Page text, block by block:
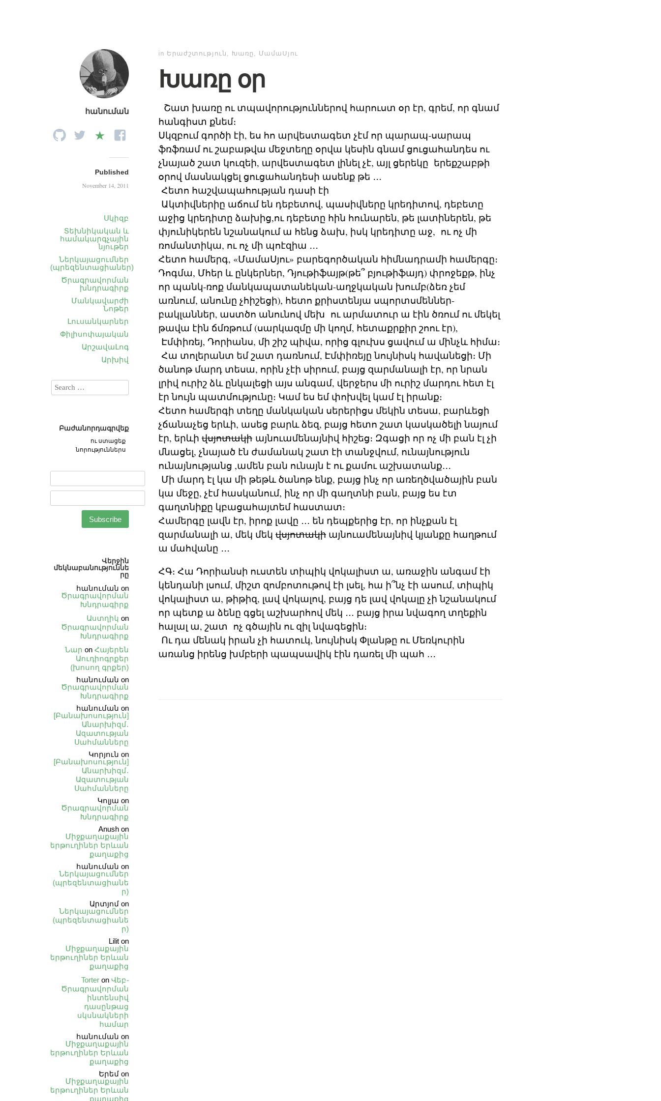
հանուման
Published
November 14, 2011
Սկիզբ
Տեխնիկական և
համակարգչային
նյութեր
Ներկայացումներ
(պրեզենտացիաներ)
Ծրագրավորման
խնդրագիրք
Մանկավարժի
Նոթեր
Լուսանկարներ
Փիլիսոփայական
ԱրշավաԼոգ
Արխիվ
in Երաժշտություն , Խառը , ՄամաՍյու
Խառը օր
Շատ խառը ու տպավորություններով հարուստ օր էր, գրեմ, որ գնամ
հանգիստ քնեմ։
Սկզբում գործի էի, ես հո արվեստագետ չէմ որ պարապ-սարապ
ֆռֆռամ ու շաբաթվա մեջտեղը օրվա կեսին գնամ ցուցահանդես ու
չնայած շատ կուզեի, արվեստագետ լինել չէ, այլ ցերեկը երեքշաբթի
օրով մասնակցել ցուցահանդեսի ասենք թե ․․․
Հետո հաշվապահության դասի էի
Ակտիվներիը աճում են դեբետով, պասիվները կրեդիտով, դեբետը
աջից կրեդիտը ձախից,ու դեբետը հին հունարեն, թե լատիներեն, թե
փյունիկերեն նշանակում ա հենց ձախ, իսկ կրեդիտը աջ, ու ոչ մի
ռոմանտիկա, ու ոչ մի պոէզիա ․․․
Հետո համերգ, «ՄամաՍյու» բարեգործական հիմնադրամի համերգը։
Դոգմա, Մհեր և ընկերներ, Դյութիֆայթ(թե՞ բյութիֆայդ) փրոջեքթ, ինչ
որ պանկ-ռոք մանկապատանեկան-աղջկական խումբ(ձեռ չեմ
առնում, անունը չհիշեցի), հետո քրիստենյա սպորտսմեններ-
բակլաններ, աստծո անունով մեխ ու արմատուր ա էին ծռում ու մեկել
թավա էին ճմռթում (սարկազմը մի կողմ, հետաքրքիր շոու էր),
Էմփիռեյ, Դորիանս, մի շիշ պիվա, որից գլուխս ցավում ա մինչև հիմա։
Հա տոլերանտ եմ շատ դառնում, Էմփիռեյը նույնիսկ հավանեցի։ Մի
ծանոթ մարդ տեսա, որին չէի սիրում, բայց զարմանալի էր, որ նրան
լրիվ ուրիշ ձև ընկալեցի այս անգամ, վերջերս մի ուրիշ մարդու հետ էլ
էր նույն պատմությունը։ Կամ ես եմ փոխվել կամ էլ իրանք։
Հետո համերգի տեղը մանկական սերերիցս մեկին տեսա, բարևեցի
չճանաչեց երևի, ասեց բարև ձեզ, բայց հետո շատ կասկածելի նայում
էր, երևի վսյոտակի այնուամենայնիվ հիշեց։ Զգացի որ ոչ մի բան էլ չի
մնացել, չնայած էն ժամանակ շատ էի տանջվում, ունայնություն
ունայնությանց ,ամեն բան ունայն է ու քամու աշխատանք․․․
Մի մարդ էլ կա մի թեթև ծանոթ ենք, բայց ինչ որ առեղծվածային բան
կա մեջը, չէմ հասկանում, ինչ որ մի գաղտնի բան, բայց ես էտ
գաղտնիքը կբացահայտեմ հաստատ։
Համերգը լավն էր, իրոք լավը ․․․ են դեպքերից էր, որ ինչքան էլ
զարմանալի ա, մեկ մեկ վսյոտակի այնուամենայնիվ կյանքը հաղթում
ա մահվանը ․․․
ՀԳ։ Հա Դորիանսի ուստեն տիպիկ վոկալիստ ա, առաջին անգամ էի
կենդանի լսում, միշտ զոմբոտութով էի լսել, հա ի՞նչ էի ասում, տիպիկ
վոկալիստ ա, թիթիզ, լավ վոկալով, բայց դե լավ վոկալը չի նշանակում
որ պետք ա ձենը գցել աշխարհով մեկ ․․․ բայց իրա նվագող տղեքին
հալալ ա, շատ ոչ գծային ու զիլ նվագեցին։
Ու դա մենակ իրան չի հատուկ, նույնիսկ Փլանթը ու Մեռկուրին
առանց իրենց խմբերի պապսավիկ էին դառել մի պահ ․․․
Բաժանորդագրվեք
ու ստացեք
նորություններս
Վերջին
մեկնաբանություննե
րը
հանուման on
Ծրագրավորման
Խնդրագիրք
Աստղիկ on
Ծրագրավորման
Խնդրագիրք
Նար on Հայերեն
Աուդիոգրքեր
(խոսող գրքեր)
հանուման on
Ծրագրավորման
Խնդրագիրք
հանուման on
[Բանախոսություն]
Անարխիզմ․
Ազատության
Սահմանները
Կորյուն on
[Բանախոսություն]
Անարխիզմ․
Ազատության
Սահմանները
Կոլյա on
Ծրագրավորման
Խնդրագիրք
Anush on
Միջքաղաքային
երթուղիներ Երևան
քաղաքից
հանուման on
Ներկայացումներ
(պրեզենտացիանե
ր)
Արտյոմ on
Ներկայացումներ
(պրեզենտացիանե
ր)
Lilit on
Միջքաղաքային
երթուղիներ Երևան
քաղաքից
Torter on Վեբ֊
Ծրագրավորման
ինտենսիվ
դասընթաց
սկսնակների
համար
հանուման on
Միջքաղաքային
երթուղիներ Երևան
քաղաքից
Երեմ on
Միջքաղաքային
երթուղիներ Երևան
քաղաքից